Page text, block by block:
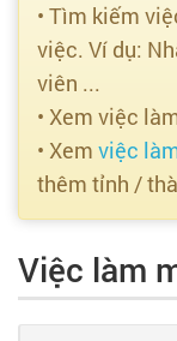
• Tìm kiếm
việc. Ví dụ:
viên ...
• Xem việc
• Xem việc
thêm tỉnh /
Việc làm